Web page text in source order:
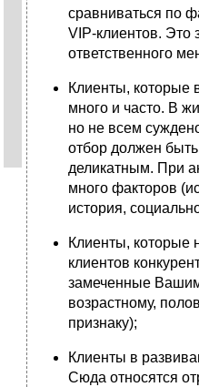
сравниваться по
VIP-клиентов. Это
ответственного
Клиенты, которые
много и часто. В
но не всем
отбор должен
деликатным. При
много факторов
история,
Клиенты, которые
клиентов
замеченные
возрастному,
признаку);
Клиенты в
Сюда относятся